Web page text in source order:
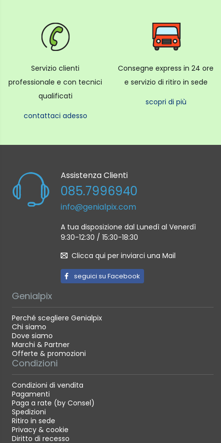
Servizio clienti
professionale e con tecnici
qualificati
contattaci adesso
Consegne express in 24 ore
e servizio di ritiro in sede
scopri di più
Assistenza Clienti
085.7996940
info@genialpix.com
A tua disposizione dal Lunedì al Venerdì
9:30-12:30 / 15:30-18:30
Clicca qui per inviarci una Mail
seguici su Facebook
Genialpix
Perché scegliere Genialpix
Chi siamo
Dove siamo
Marchi & Partner
Offerte & promozioni
Condizioni
Condizioni di vendita
Pagamenti
Paga a rate (by Consel)
Spedizioni
Ritiro in sede
Privacy & cookie
Diritto di recesso